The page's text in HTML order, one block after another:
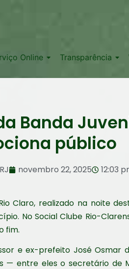
Online Transparência
Banda
público
novembro 22, 2025 12:03
Claro, realizado na noite
No Social Clube Rio-
fim.
e ex-prefeito José Osmar
— entre eles o secretário de